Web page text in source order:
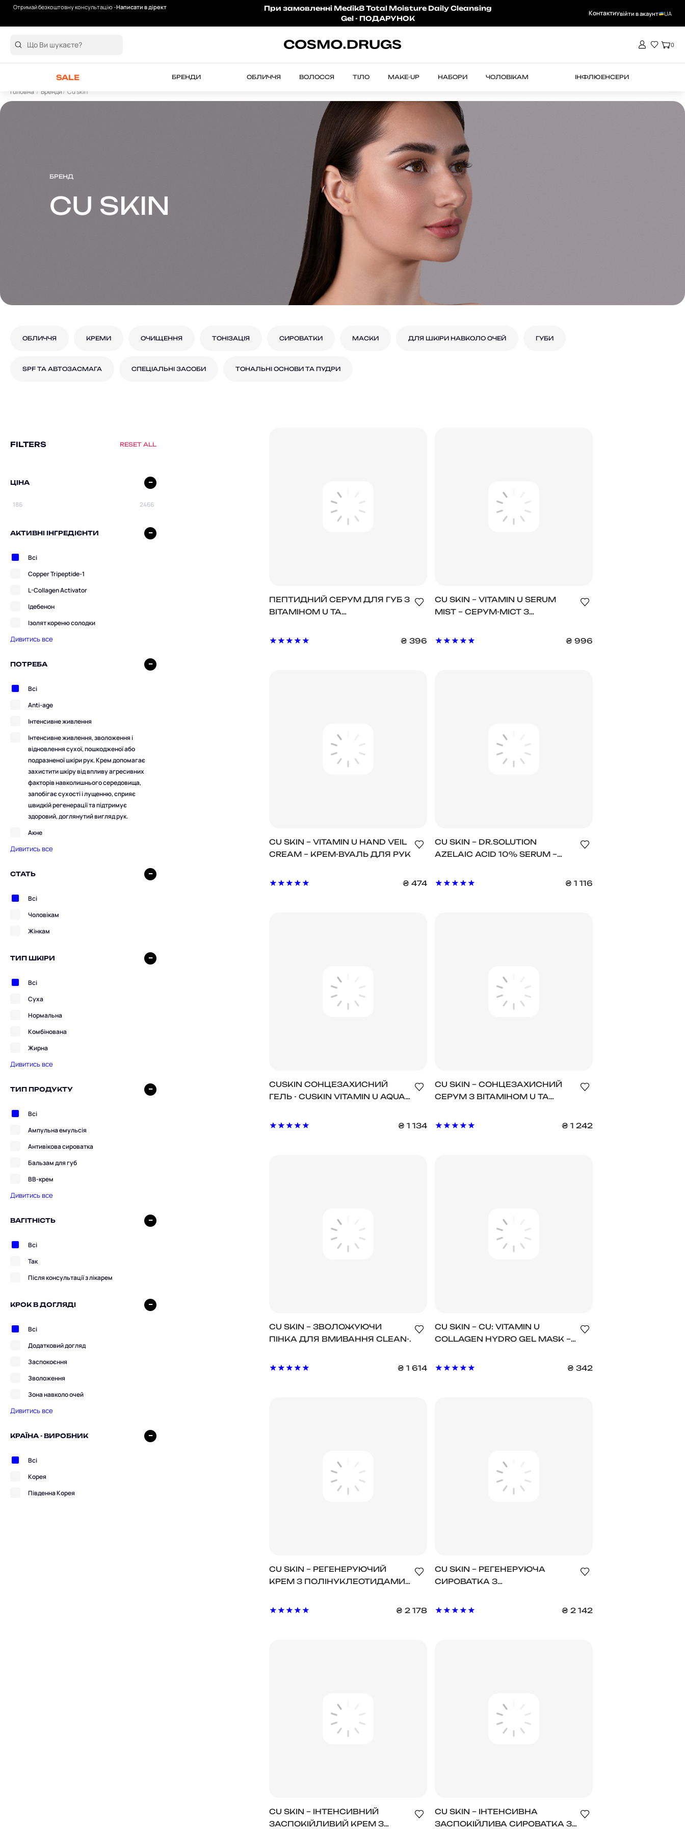
Отримай безкоштовну консультацію -Написати в дірект
Безкоштовна доставка від 2000 грн
При замовленні Medik8 Total Moisture Daily Cleansing
Gel - ПОДАРУНОК
КонтактиУвійти в акаунт UA
0
SALE БРЕНДИ ОБЛИЧЧЯ ВОЛОССЯ ТІЛО MAKE-UP НАБОРИ ЧОЛОВІКАМ ІНФЛЮЕНСЕРИ
Головна Бренди Cu skin
БРЕНД
CU SKIN
ОБЛИЧЧЯ КРЕМИ ОЧИЩЕННЯ ТОНІЗАЦІЯ СИРОВАТКИ МАСКИ ДЛЯ ШКІРИ НАВКОЛО ОЧЕЙ ГУБИ
SPF ТА АВТОЗАСМАГА СПЕЦІАЛЬНІ ЗАСОБИ ТОНАЛЬНІ ОСНОВИ ТА ПУДРИ
FILTERS RESET ALL
ЦІНА
АКТИВНІ ІНГРЕДІЄНТИ
Всі
Copper Tripeptide-1
L-Collagen Activator
Ідебенон
Ізолят кореню солодки
Дивитись все
ПОТРЕБА
Всі
Anti-age
Інтенсивне живлення
Інтенсивне живлення, зволоження і
відновлення сухої, пошкодженої або
подразненої шкіри рук. Крем допомагає
захистити шкіру від впливу агресивних
факторів навколишнього середовища,
запобігає сухості і лущенню, сприяє
швидкій регенерації та підтримує
здоровий, доглянутий вигляд рук.
Акне
Дивитись все
СТАТЬ
Всі
Чоловікам
Жінкам
ТИП ШКІРИ
Всі
Суха
Нормальна
Комбінована
Жирна
Дивитись все
ТИП ПРОДУКТУ
Всі
Ампульна емульсія
Антивікова сироватка
Бальзам для губ
ВВ-крем
Дивитись все
ВАГІТНІСТЬ
Всі
Так
Після консультації з лікарем
КРОК В ДОГЛЯДІ
Всі
Додатковий догляд
Заспокоєння
Зволоження
Зона навколо очей
Дивитись все
КРАЇНА - ВИРОБНИК
Всі
Корея
Південна Корея
ПЕПТИДНИЙ СЕРУМ ДЛЯ ГУБ З
ВІТАМІНОМ U ТА
PEPTIDE LIP SERUM WITH
₴ 396
CU SKIN – VITAMIN U SERUM
MIST – СЕРУМ-МІСТ З
ВОЛЮФІЛІНОМ
₴ 996
CU SKIN – VITAMIN U HAND VEIL
CREAM – КРЕМ-ВУАЛЬ ДЛЯ РУК
ВОЛЮФІЛІНОМ
₴ 474
CU SKIN – DR.SOLUTION
AZELAIC ACID 10% SERUM –
ОСВІТЛЮЮЧА СИРОВАТКА З
₴ 1 116
CUSKIN СОНЦЕЗАХИСНИЙ
ГЕЛЬ - CUSKIN VITAMIN U AQUA
₴ 1 134
CU SKIN – СОНЦЕЗАХИСНИЙ
СЕРУМ З ВІТАМІНОМ U ТА
SERUM SPF 50+ PA++++, 50 Г
₴ 1 242
CU SKIN – ЗВОЛОЖУЮЧИ
ПІНКА ДЛЯ ВМИВАННЯ CLEAN-
₴ 1 614
CU SKIN – CU: VITAMIN U
COLLAGEN HYDRO GEL MASK –
ПОДВІЙНОЇ ДІЇ ДЛЯ
₴ 342
CU SKIN – РЕГЕНЕРУЮЧИЙ
КРЕМ З ПОЛІНУКЛЕОТИДАМИ
PDRN BAKUCHIOL CREAM 100
₴ 2 178
CU SKIN – РЕГЕНЕРУЮЧА
СИРОВАТКА З
БАКУЧІОЛОМ DR.SOLUTION
₴ 2 142
CU SKIN – ІНТЕНСИВНИЙ
ЗАСПОКІЙЛИВИЙ КРЕМ З
CU SKIN – ІНТЕНСИВНА
ЗАСПОКІЙЛИВА СИРОВАТКА З